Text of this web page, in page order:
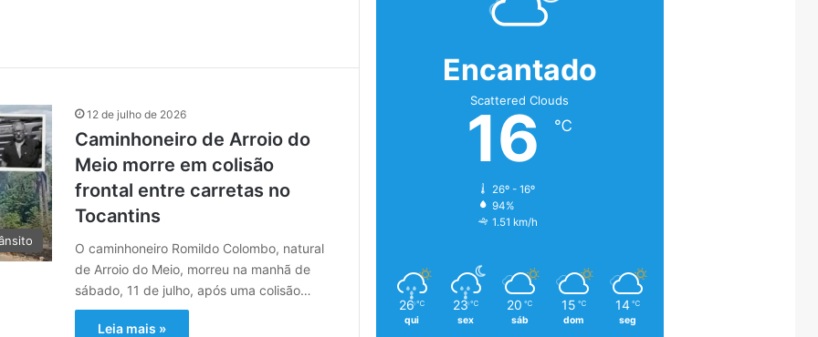
12 de julho de 2026
Caminhoneiro de Arroio do
Meio morre em colisão
frontal entre carretas no
Tocantins
O caminhoneiro Romildo Colombo, natural
de Arroio do Meio, morreu na manhã de
sábado, 11 de julho, após uma colisão…
Leia mais »
Encantado
Scattered Clouds
16 ℃
26º - 16º
94%
1.51 km/h
26 ℃
qui
23 ℃
sex
20 ℃
sáb
15 ℃
dom
14 ℃
seg